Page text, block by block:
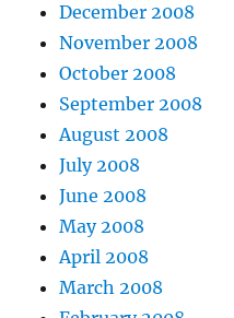
December 2008
November 2008
October 2008
September 2008
August 2008
July 2008
June 2008
May 2008
April 2008
March 2008